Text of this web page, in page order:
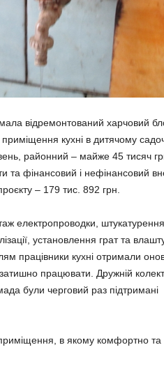
відремонтований харчовий
кухні в дитячому
районний – майже 45 тисяч
та фінансовий і нефінансовий
– 179 тис. 892 грн.
електропроводки, штукатурення
установлення грат та
працівники кухні отримали
працювати. Дружній
були черговий раз підтримані
в якому комфортно